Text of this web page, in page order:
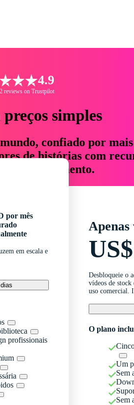
4.9
reviews on Trustpilot
preços simples
confiado por
de histórias com
e orçamento.
por mês
em escala e
profissionais
Apenas
Desbloqueie o
vídeos de
uso comercial.
O plano
Um
Sem
Sem